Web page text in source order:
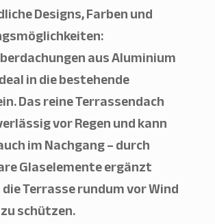
Designs, Farben und
aus Aluminium
in die bestehende
Das reine Terrassendach
vor Regen und kann
im Nachgang – durch
Glaselemente ergänzt
Terrasse rundum vor Wind
schützen.